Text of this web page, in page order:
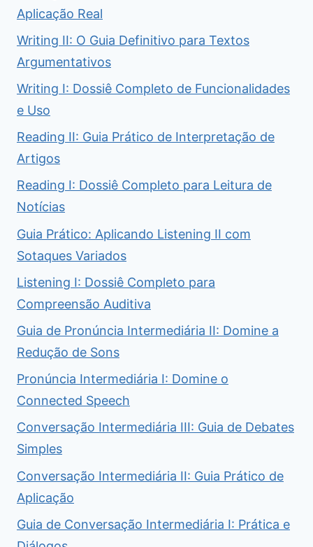
Aplicação Real
Writing II: O Guia Definitivo para Textos
Argumentativos
Writing I: Dossiê Completo de Funcionalidades
e Uso
Reading II: Guia Prático de Interpretação de
Artigos
Reading I: Dossiê Completo para Leitura de
Notícias
Guia Prático: Aplicando Listening II com
Sotaques Variados
Listening I: Dossiê Completo para
Compreensão Auditiva
Guia de Pronúncia Intermediária II: Domine a
Redução de Sons
Pronúncia Intermediária I: Domine o
Connected Speech
Conversação Intermediária III: Guia de Debates
Simples
Conversação Intermediária II: Guia Prático de
Aplicação
Guia de Conversação Intermediária I: Prática e